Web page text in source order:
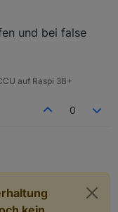
"",
und bei false
auf Raspi 3B+
0